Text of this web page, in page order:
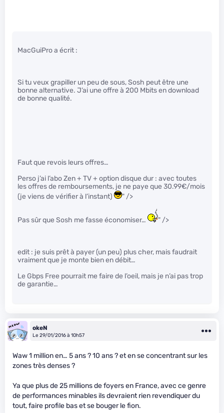
MacGuiPro a écrit :
Si tu veux grapiller un peu de sous, Sosh peut être une
bonne alternative. J’ai une offre à 200 Mbits en download
de bonne qualité.
Faut que revois leurs offres…
Perso j’ai l’abo Zen + TV + option disque dur : avec toutes
les offres de remboursements, je ne paye que 30.99€/mois
(je viens de vérifier à l’instant)
" />
Pas sûr que Sosh me fasse économiser… " />
edit : je suis prêt à payer (un peu) plus cher, mais faudrait
vraiment que je monte bien en débit…
Le Gbps Free pourrait me faire de l’oeil, mais je n’ai pas trop
de garantie…
okeN
Le 29/01/2016 à 10h57
Waw 1 million en… 5 ans ? 10 ans ? et en se concentrant sur les
zones très denses ?
Ya que plus de 25 millions de foyers en France, avec ce genre
de performances minables ils devraient rien revendiquer du
tout, faire profile bas et se bouger le fion.